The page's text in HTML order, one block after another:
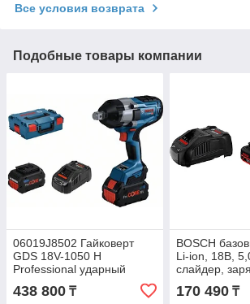
Все условия возврата
Подобные товары компании
06019J8502 Гайковерт
GDS 18V-1050 H
Professional ударный
аккумуляторный в кейсе
438 800 ₸
BOSCH
Li-ion, 18B,
слайдер,
устройство
(1 600 A00
170 490₸